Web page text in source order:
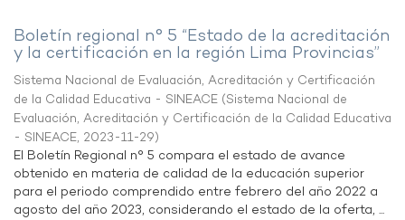
Boletín regional n° 5 “Estado de la acreditación
y la certificación en la región Lima Provincias”
Sistema Nacional de Evaluación, Acreditación y Certificación
de la Calidad Educativa - SINEACE (Sistema Nacional de
Evaluación, Acreditación y Certificación de la Calidad Educativa
- SINEACE, 2023-11-29)
El Boletín Regional n° 5 compara el estado de avance
obtenido en materia de calidad de la educación superior
para el periodo comprendido entre febrero del año 2022 a
agosto del año 2023, considerando el estado de la oferta, ...